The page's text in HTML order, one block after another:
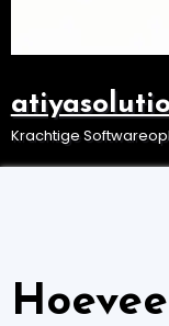
Krachtige